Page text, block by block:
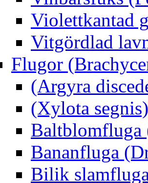
Violettkantad
Vitgördlad
Flugor
(Argyra
(Xylota segnis)
Baltblomfluga
Bananfluga
Bilik